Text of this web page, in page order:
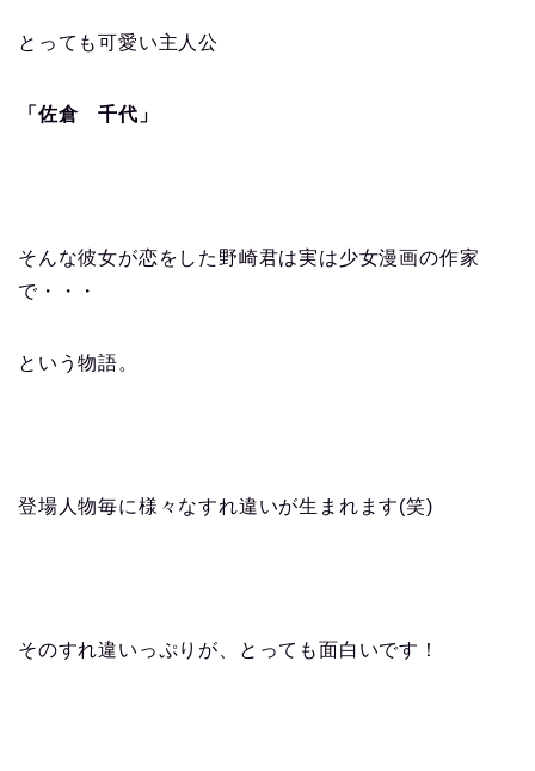
とっても可愛い主人公
「佐倉 千代」
そんな彼女が恋をした野崎君は実は少女漫画の作家
で・・・
という物語。
登場人物毎に様々なすれ違いが生まれます(笑)
そのすれ違いっぷりが、とっても面白いです！